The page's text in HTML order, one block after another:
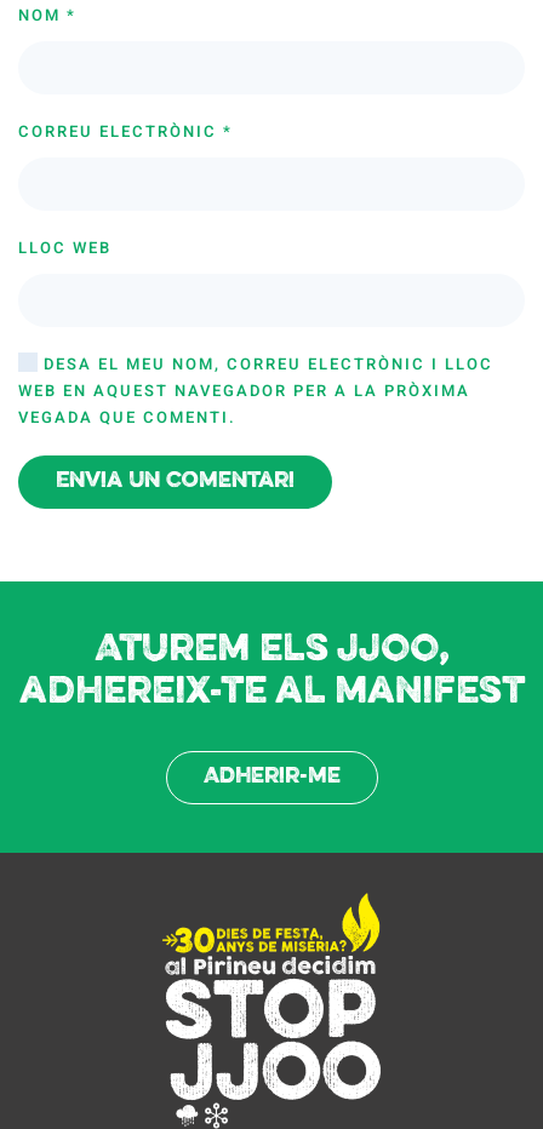
NOM *
CORREU ELECTRÒNIC *
LLOC WEB
DESA EL MEU NOM, CORREU ELECTRÒNIC I LLOC
WEB EN AQUEST NAVEGADOR PER A LA PRÒXIMA
VEGADA QUE COMENTI.
Envia un comentari
Aturem els JJOO,
adhereix-te al manifest
Adherir-me